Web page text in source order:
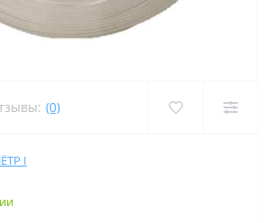
(0)
I